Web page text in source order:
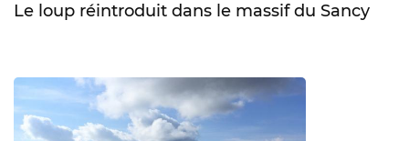
Le loup réintroduit dans le massif du Sancy